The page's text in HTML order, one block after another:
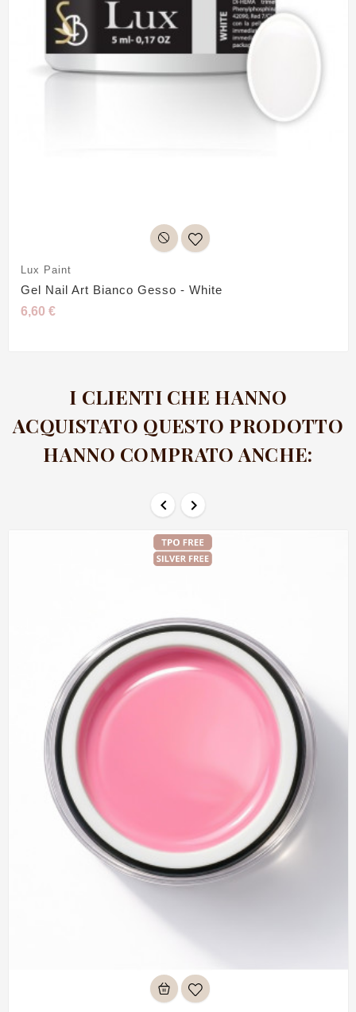
Lux Paint
Gel Nail Art Bianco Gesso - White
6,60 €
I CLIENTI CHE HANNO
ACQUISTATO QUESTO PRODOTTO
HANNO COMPRATO ANCHE:
 